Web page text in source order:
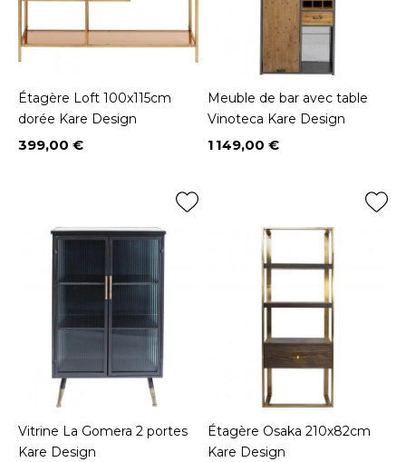
Étagère Loft 100x115cm
dorée Kare Design
Prix
399,00 €
Meuble de bar avec table
Vinoteca Kare Design
Prix
1 149,00 €
Vitrine La Gomera 2 portes
Kare Design
Étagère Osaka 210x82cm
Kare Design